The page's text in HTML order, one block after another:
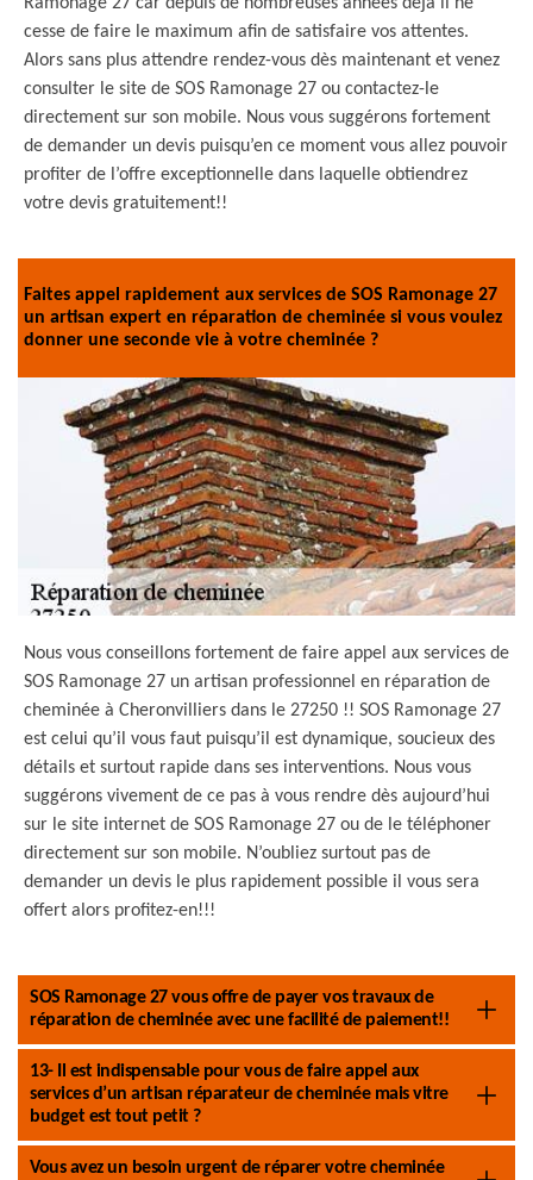
cesse de faire le maximum afin de satisfaire vos attentes.
Alors sans plus attendre rendez-vous dès maintenant et venez
consulter le site de SOS Ramonage 27 ou contactez-le
directement sur son mobile. Nous vous suggérons fortement
de demander un devis puisqu’en ce moment vous allez pouvoir
profiter de l’offre exceptionnelle dans laquelle obtiendrez
votre devis gratuitement!!
Faites appel rapidement aux services de SOS Ramonage 27
un artisan expert en réparation de cheminée si vous voulez
donner une seconde vie à votre cheminée ?
Nous vous conseillons fortement de faire appel aux services de
SOS Ramonage 27 un artisan professionnel en réparation de
cheminée à Cheronvilliers dans le 27250 !! SOS Ramonage 27
est celui qu’il vous faut puisqu’il est dynamique, soucieux des
détails et surtout rapide dans ses interventions. Nous vous
suggérons vivement de ce pas à vous rendre dès aujourd’hui
sur le site internet de SOS Ramonage 27 ou de le téléphoner
directement sur son mobile. N’oubliez surtout pas de
demander un devis le plus rapidement possible il vous sera
offert alors profitez-en!!!
SOS Ramonage 27 vous offre de payer vos travaux de
réparation de cheminée avec une facilité de paiement!!
13- Il est indispensable pour vous de faire appel aux
services d’un artisan réparateur de cheminée mais vitre
budget est tout petit ?
Vous avez un besoin urgent de réparer votre cheminée